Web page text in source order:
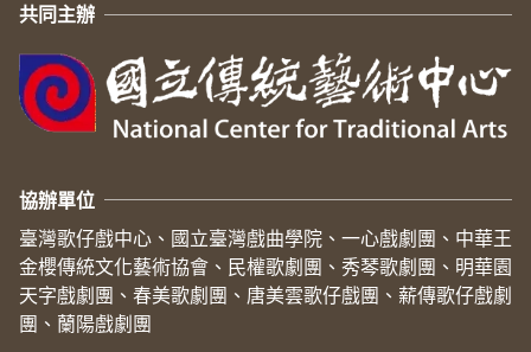
共同主辦
協辦單位
臺灣歌仔戲中心、國立臺灣戲曲學院、一心戲劇團、中華王
金櫻傳統文化藝術協會、民權歌劇團、秀琴歌劇團、明華園
天字戲劇團、春美歌劇團、唐美雲歌仔戲團、薪傳歌仔戲劇
團、蘭陽戲劇團